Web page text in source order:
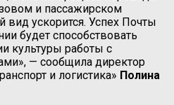
и пассажирском
вид ускорится. Успех Почты
будет способствовать
культуры работы с
— сообщила директор
и логистика» Полина